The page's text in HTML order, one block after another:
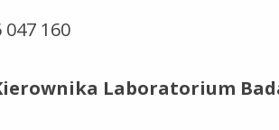
047 160
Laboratorium